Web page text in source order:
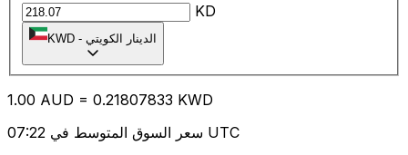
KD
KWD - الدينار الكويتي
1.00 AUD = 0.21807833 KWD
سعر السوق المتوسط في 07:22 UTC